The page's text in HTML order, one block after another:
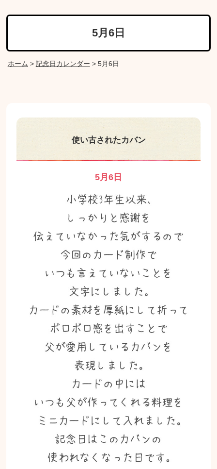
5月6日
ホーム > 記念日カレンダー > 5月6日
使い古されたカバン
5月6日